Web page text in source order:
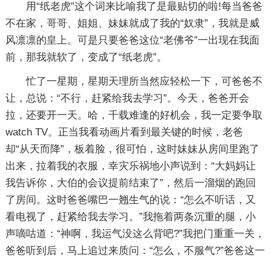
用“纸老虎”这个词来比喻我了是最贴切的啦!每当爸爸
不在家，哥哥、姐姐、妹妹就成了我的“奴隶”，我就是威
风凛凛的皇上。可是只要爸爸这位“老佛爷”一出现在我面
前，那我就软了，变成了“纸老虎”。
忙了一星期，星期天理所当然应轻松一下，可爸爸不
让，总说：“不行，赶紧给我去学习”。今天，爸爸开会
拉，还要开一天。哈，千载难逢的好机会，我一定要争取
watch TV。正当我看动画片看到最关键的时候，老爸
却“从天而降”，板着脸，很可怕，这时妹妹从房间里跑了
出来，拉着我的衣服，幸灾乐祸地小声说到：“大妈妈让
我告诉你，大伯的会议提前结束了”，然后一溜烟的跑回
了房间。这时爸爸嘴巴一翘生气的说：“怎么不听话，又
看电视了，赶紧给我去学习。”我拖着两条沉重的腿，小
声嘀咕道：“神啊，我运气没这么背吧?”我把门重重一关，
爸爸听到后，马上追过来质问：“怎么，不服气?”爸爸这一